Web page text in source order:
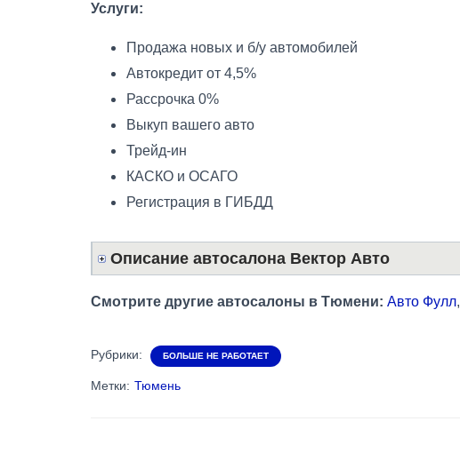
Услуги:
Продажа новых и б/у автомобилей
Автокредит от 4,5%
Рассрочка 0%
Выкуп вашего авто
Трейд-ин
КАСКО и ОСАГО
Регистрация в ГИБДД
Описание автосалона Вектор Авто
Смотрите другие автосалоны в Тюмени: Авто Фулл,
Рубрики: БОЛЬШЕ НЕ РАБОТАЕТ
Метки: Тюмень